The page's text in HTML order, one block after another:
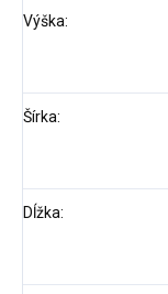
Výška:
Šírka:
Dĺžka: